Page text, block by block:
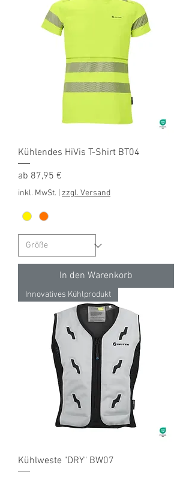
Kühlendes HiVis T-Shirt BT04
ab 87,95 €
Sale-Preis
inkl. MwSt. zzgl. Versand
In den Warenkorb
Innovatives Kühlprodukt
Kühlweste "DRY" BW07